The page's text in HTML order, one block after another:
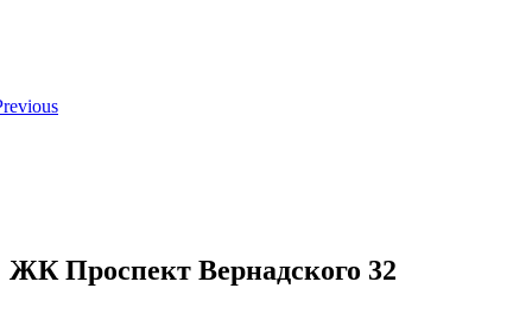
ЖК Проспект Вернадского 32